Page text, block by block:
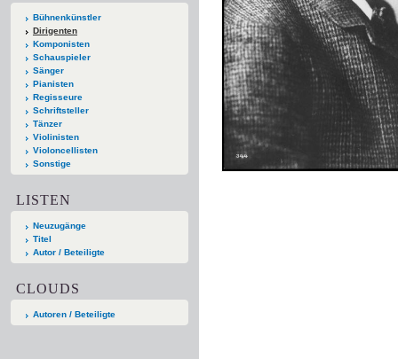
Bühnenkünstler
Dirigenten
Komponisten
Schauspieler
Sänger
Pianisten
Regisseure
Schriftsteller
Tänzer
Violinisten
Violoncellisten
Sonstige
LISTEN
Neuzugänge
Titel
Autor / Beteiligte
CLOUDS
Autoren / Beteiligte